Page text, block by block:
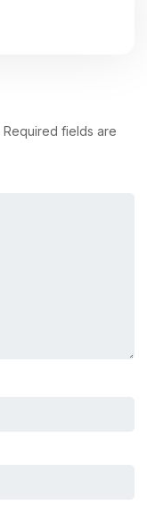
Required fields are